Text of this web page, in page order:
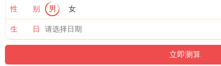
性 别 男 女
生 日